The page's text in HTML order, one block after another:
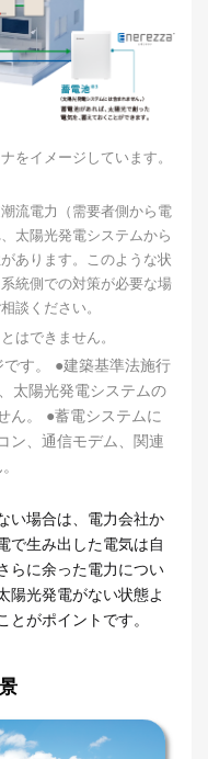
をイメージしています。
流電力（需要者側から電
太陽光発電システムから
あります。このような状
統側での対策が必要な場
談ください。
はできません。
す。 ●建築基準法施行
太陽光発電システムの
ん。 ●蓄電システムに
ン、通信モデム、関連
い場合は、電力会社か
で生み出した電気は自
らに余った電力につい
陽光発電がない状態よ
とがポイントです。